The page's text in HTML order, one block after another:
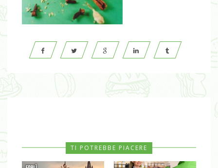
TI POTREBBE PIACERE